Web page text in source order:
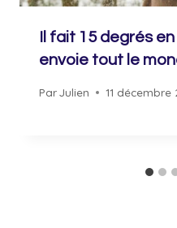
Il fait 15 degrés
envoie tout le
ParJulien 11 décembre